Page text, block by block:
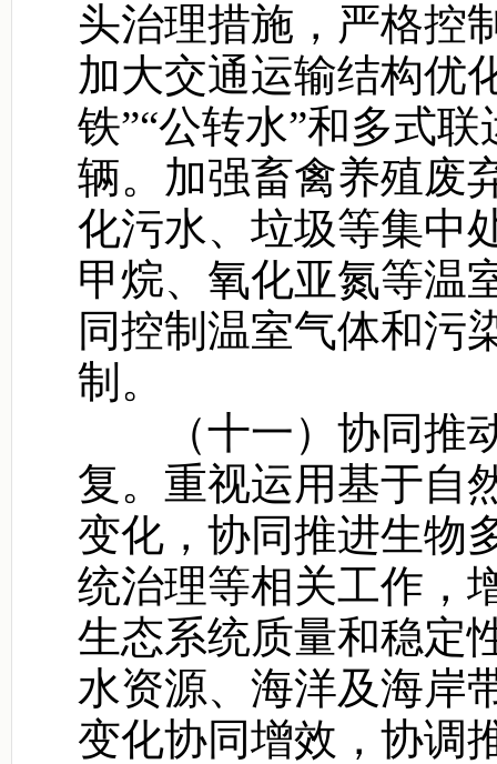
头治理措施，严格控
加大交通运输结构优
铁”“公转水”和多式
辆。加强畜禽养殖废
化污水、垃圾等集中
甲烷、氧化亚氮等温
同控制温室气体和污
制。
（十一）协同推动
复。重视运用基于自
变化，协同推进生物
统治理等相关工作，
生态系统质量和稳定
水资源、海洋及海岸
变化协同增效，协调